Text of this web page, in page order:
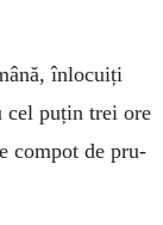
înlocuiți
cel puțin trei ore
compot de pru­